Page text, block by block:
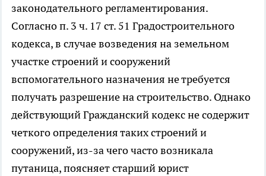
законодательного регламентирования.
Согласно п. 3 ч. 17 ст. 51 Градостроительного
кодекса, в случае возведения на земельном
участке строений и сооружений
вспомогательного назначения не требуется
получать разрешение на строительство. Однако
действующий Гражданский кодекс не содержит
четкого определения таких строений и
сооружений, из-за чего часто возникала
путаница, поясняет старший юрист